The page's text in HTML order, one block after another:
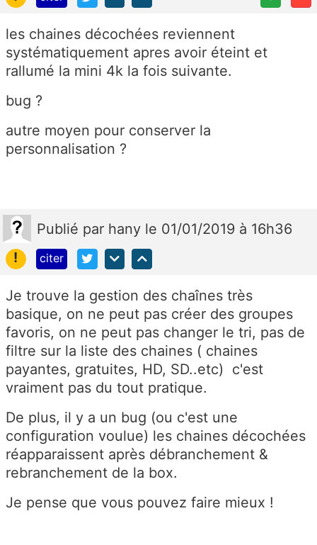
les chaines décochées reviennent
systématiquement apres avoir éteint et
rallumé la mini 4k la fois suivante.
bug ?
autre moyen pour conserver la
personnalisation ?
Publié par hany le 01/01/2019 à 16h36
!
citer
Je trouve la gestion des chaînes très
basique, on ne peut pas créer des groupes
favoris, on ne peut pas changer le tri, pas de
filtre sur la liste des chaines ( chaines
payantes, gratuites, HD, SD..etc) c'est
vraiment pas du tout pratique.
De plus, il y a un bug (ou c'est une
configuration voulue) les chaines décochées
réapparaissent après débranchement &
rebranchement de la box.
Je pense que vous pouvez faire mieux !